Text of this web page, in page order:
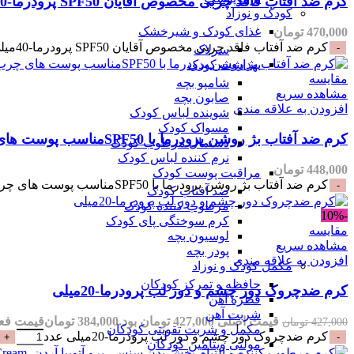
کودک و نوزاد
غذای کودک و شیرخشک
سرلاک
بهداشت کودک
شامپو بچه
صابون بچه
شوینده لباس کودک
مسواک کودک
دستمال مرطوب کودک
نرم کننده لباس کودک
مراقبت پوست کودک
ضد آفتاب کودک
مرطوب کننده کودک
کرم سوختگی پای کودک
لوسیون بچه
پودر بچه
مکمل کودک و نوزاد
حافظه و تمرکز کودکان
قطره آهن
شربت آهن
مکمل و شربت تقویتی کودکان
مولتی ویتامین کودکان
470,000 تومان
کرم ضد آفتاب فاقد چربی مخصوص آقایان SPF50 پرودرما-40میلی عدد
مقایسه
مشاهده سریع
افزودن به علاقه مندی
کرم ضد آفتاب بژ روشن پرودرما با SPF50مناسب پوست های چرب و جوشدار-40میلی
448,000 تومان
کرم ضد آفتاب بژ روشن پرودرما با SPF50مناسب پوست های چرب و جوشدار-40میلی عدد
-10%
مقایسه
مشاهده سریع
افزودن به علاقه مندی
کرم ضدچروک دور چشم و دور لب پرودرما-20میلی
427,000 تومان قیمت اصلی 427,000 تومان بود. 384,000 تومانقیمت فعلی 384,000
کرم ضدچروک دور چشم و دور لب پرودرما-20میلی عدد